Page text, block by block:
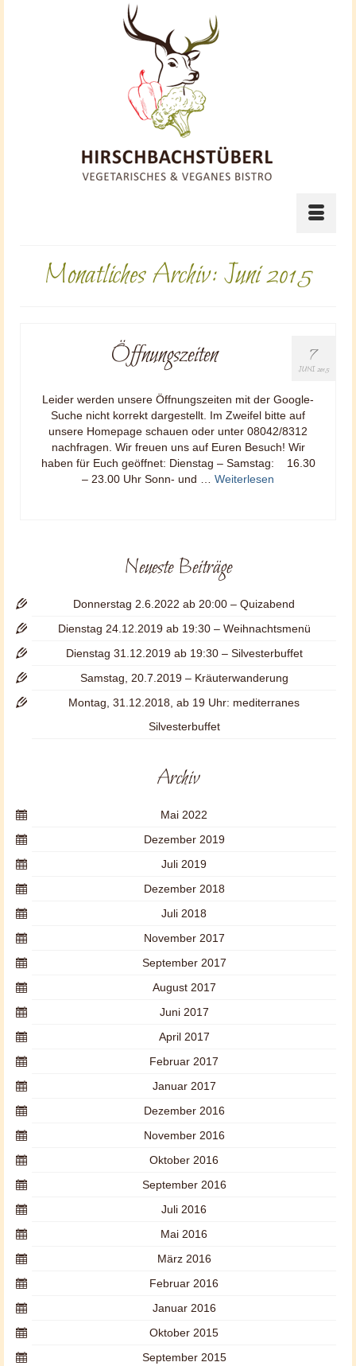
Monatliches Archiv: Juni 2015
7
JUNI 2015
Öffnungszeiten
Leider werden unsere Öffnungszeiten mit der Google-
Suche nicht korrekt dargestellt. Im Zweifel bitte auf
unsere Homepage schauen oder unter 08042/8312
nachfragen. Wir freuen uns auf Euren Besuch! Wir
haben für Euch geöffnet: Dienstag – Samstag: 16.30
– 23.00 Uhr Sonn- und … Weiterlesen
Neueste Beiträge
Donnerstag 2.6.2022 ab 20:00 – Quizabend
Dienstag 24.12.2019 ab 19:30 – Weihnachtsmenü
Dienstag 31.12.2019 ab 19:30 – Silvesterbuffet
Samstag, 20.7.2019 – Kräuterwanderung
Montag, 31.12.2018, ab 19 Uhr: mediterranes
Silvesterbuffet
Archiv
Mai 2022
Dezember 2019
Juli 2019
Dezember 2018
Juli 2018
November 2017
September 2017
August 2017
Juni 2017
April 2017
Februar 2017
Januar 2017
Dezember 2016
November 2016
Oktober 2016
September 2016
Juli 2016
Mai 2016
März 2016
Februar 2016
Januar 2016
Oktober 2015
September 2015